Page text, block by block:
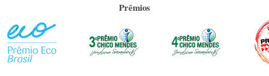
Prêmios